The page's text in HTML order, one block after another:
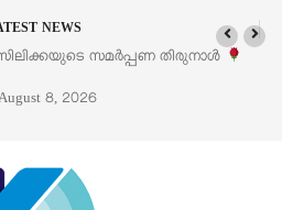
NEWS
ലൈഫ് സ്റ്റൈൽ എക്സിബിഷനും
8, 2026